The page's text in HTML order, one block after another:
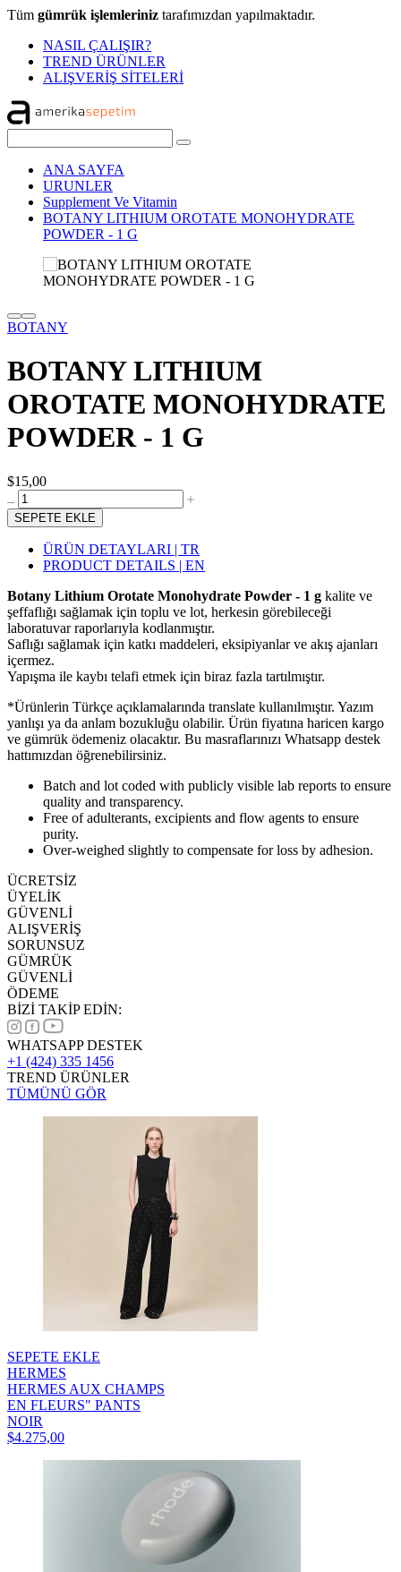
Tüm gümrük işlemleriniz tarafımızdan yapılmaktadır.
NASIL ÇALIŞIR?
TREND ÜRÜNLER
ALIŞVERİŞ SİTELERİ
ANA SAYFA
URUNLER
Supplement Ve Vitamin
BOTANY LITHIUM OROTATE MONOHYDRATE
POWDER - 1 G
BOTANY
BOTANY LITHIUM
OROTATE MONOHYDRATE
POWDER - 1 G
$15,00
SEPETE EKLE
ÜRÜN DETAYLARI | TR
PRODUCT DETAILS | EN
Botany Lithium Orotate Monohydrate Powder - 1 g kalite ve
şeffaflığı sağlamak için toplu ve lot, herkesin görebileceği
laboratuvar raporlarıyla kodlanmıştır.
Saflığı sağlamak için katkı maddeleri, eksipiyanlar ve akış ajanları
içermez.
Yapışma ile kaybı telafi etmek için biraz fazla tartılmıştır.
*Ürünlerin Türkçe açıklamalarında translate kullanılmıştır. Yazım
yanlışı ya da anlam bozukluğu olabilir. Ürün fiyatına haricen kargo
ve gümrük ödemeniz olacaktır. Bu masraflarınızı Whatsapp destek
hattımızdan öğrenebilirsiniz.
Batch and lot coded with publicly visible lab reports to ensure
quality and transparency.
Free of adulterants, excipients and flow agents to ensure
purity.
Over-weighed slightly to compensate for loss by adhesion.
ÜCRETSİZ
ÜYELİK
GÜVENLİ
ALIŞVERİŞ
SORUNSUZ
GÜMRÜK
GÜVENLİ
ÖDEME
BİZİ TAKİP EDİN:
WHATSAPP DESTEK
+1 (424) 335 1456
TREND ÜRÜNLER
TÜMÜNÜ GÖR
SEPETE EKLE
HERMES
HERMES AUX CHAMPS
EN FLEURS" PANTS
NOIR
$4.275,00